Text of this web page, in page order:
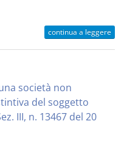
continua a leggere
società non
del soggetto
III, n. 13467 del 20